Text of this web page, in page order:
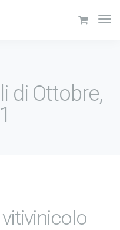
di Ottobre,